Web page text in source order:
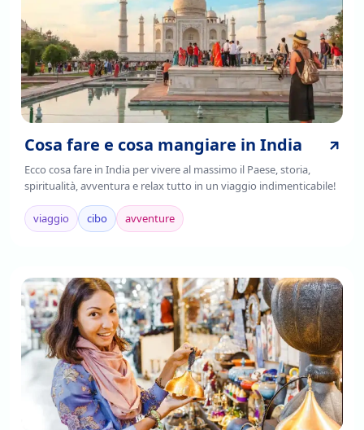
Cosa fare e cosa mangiare in India
Ecco cosa fare in India per vivere al massimo il Paese, storia,
spiritualità, avventura e relax tutto in un viaggio indimenticabile!
viaggio cibo avventure